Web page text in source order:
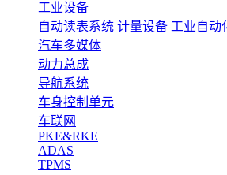
工业设备
自动读表系统 计量设备 工业自动
汽车多媒体
动力总成
导航系统
车身控制单元
车联网
PKE&RKE
ADAS
TPMS